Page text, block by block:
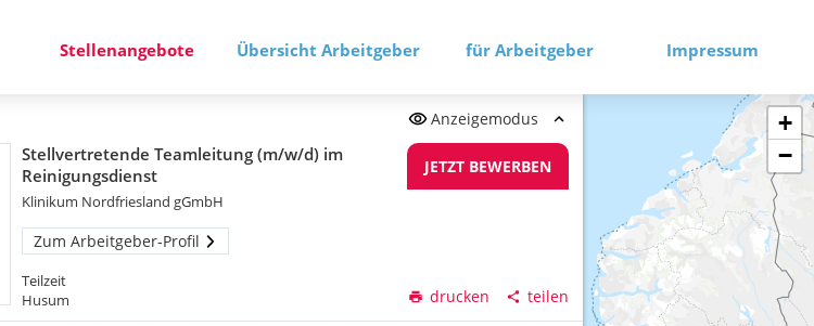
Stellenangebote Übersicht Arbeitgeber für Arbeitgeber Impressum
Anzeigemodus
Stellvertretende Teamleitung (m/w/d) im
Reinigungsdienst
Klinikum Nordfriesland gGmbH
Zum Arbeitgeber-Profil
Teilzeit
Husum
JETZT BEWERBEN
drucken teilen
+
−